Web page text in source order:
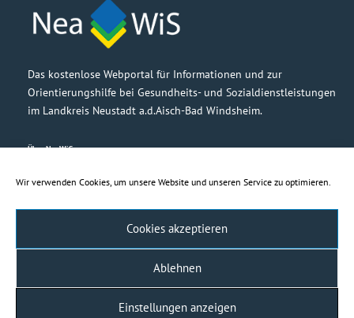
Wir verwenden Cookies, um unsere Website und unseren Service zu optimieren.
Cookies akzeptieren
Ablehnen
Einstellungen anzeigen
Das kostenlose Webportal für Informationen und zur
Orientierungshilfe bei Gesundheits- und Sozialdienstleistungen
im Landkreis Neustadt a.d.Aisch-Bad Windsheim.
Über NeaWiS
Partner
Impressum
Datenschutzerklärung